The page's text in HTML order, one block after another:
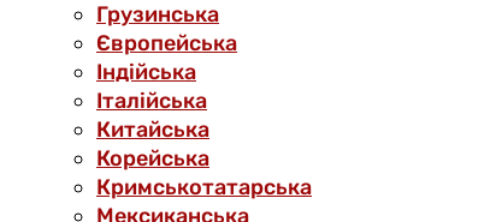
Грузинська
Європейська
Індійська
Італійська
Китайська
Корейська
Кримськотатарська
Мексиканська